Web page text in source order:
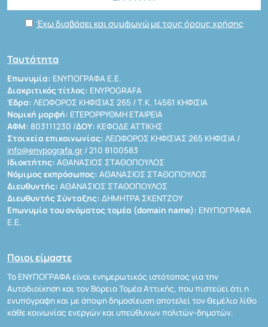
Έχω διαβάσει και συμφωνώ με τους όρους χρήσης
Ταυτότητα
Επωνυμία: ΕΝΥΠΟΓΡΑΦΑ Ε.Ε.
Διακριτικός τίτλος: ENYPOGRAFA
Έδρα: ΛΕΩΦΟΡΟΣ ΚΗΦΙΣΙΑΣ 265 / Τ.Κ. 14561 ΚΗΦΙΣΙΑ
Νομική μορφή: ΕΤΕΡΟΡΡΥΘΜΗ ΕΤΑΙΡΕΙΑ
ΑΦΜ: 803111230 /ΔΟΥ: ΚΕΦΟΔΕ ΑΤΤΙΚΗΣ
Στοιχεία επικοινωνίας: ΛΕΩΦΟΡΟΣ ΚΗΦΙΣΙΑΣ 265 ΚΗΦΙΣΙΑ /
info@enypografa.gr / 210 8100583
Ιδιοκτήτης: ΑΘΑΝΑΣΙΟΣ ΣΤΑΘΟΠΟΥΛΟΣ
Νόμιμος εκπρόσωπος: ΑΘΑΝΑΣΙΟΣ ΣΤΑΘΟΠΟΥΛΟΣ
Διευθυντής: ΑΘΑΝΑΣΙΟΣ ΣΤΑΘΟΠΟΥΛΟΣ
Διευθυντής Σύνταξης: ΔΗΜΗΤΡΑ ΣΚΕΝΤΖΟΥ
Επωνυμία του ονόματος τομέα (domain name): ΕΝΥΠΟΓΡΑΦΑ
Ε.Ε.
Ποιοι είμαστε
Το ΕΝΥΠΟΓΡΑΦΑ είναι ενημερωτικός ιστότοπος για την
Αυτοδιοίκηση και τον Βόρειο Τομέα Αττικής, που πιστεύει ότι η
ενυπόγραφη και με άποψη δημοσίευση αποτελεί τον θεμέλιο λίθο
κάθε κοινωνίας ενεργών και υπεύθυνων πολιτών-δημοτών.